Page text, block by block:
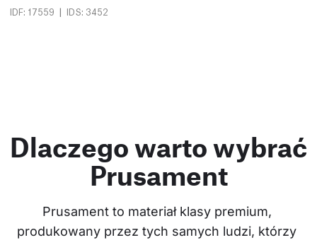
IDF: 17559 | IDS: 3452
Dlaczego warto wybrać
Prusament
Prusament to materiał klasy premium,
produkowany przez tych samych ludzi, którzy